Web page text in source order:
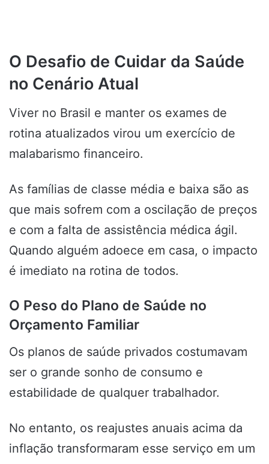
O Desafio de Cuidar da Saúde
no Cenário Atual
Viver no Brasil e manter os exames de
rotina atualizados virou um exercício de
malabarismo financeiro.
As famílias de classe média e baixa são as
que mais sofrem com a oscilação de preços
e com a falta de assistência médica ágil.
Quando alguém adoece em casa, o impacto
é imediato na rotina de todos.
O Peso do Plano de Saúde no
Orçamento Familiar
Os planos de saúde privados costumavam
ser o grande sonho de consumo e
estabilidade de qualquer trabalhador.
No entanto, os reajustes anuais acima da
inflação transformaram esse serviço em um